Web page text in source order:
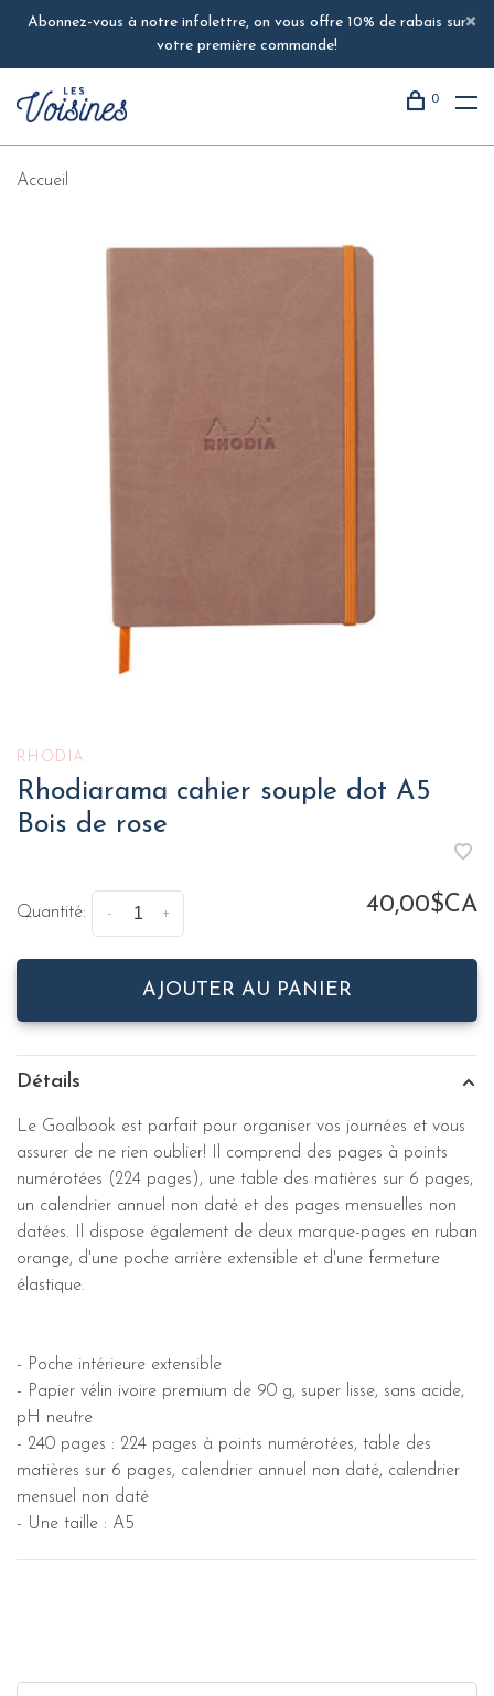
Abonnez-vous à notre infolettre, on vous offre 10% de rabais sur
votre première commande!
0
Accueil
RHODIA
Rhodiarama cahier souple dot A5
Bois de rose
Quantité: +
- 40,00$CA
AJOUTER AU PANIER
Détails
Le Goalbook est parfait pour organiser vos journées et vous
assurer de ne rien oublier! Il comprend des pages à points
numérotées (224 pages), une table des matières sur 6 pages,
un calendrier annuel non daté et des pages mensuelles non
datées. Il dispose également de deux marque-pages en ruban
orange, d'une poche arrière extensible et d'une fermeture
élastique.
- Poche intérieure extensible
- Papier vélin ivoire premium de 90 g, super lisse, sans acide,
pH neutre
- 240 pages : 224 pages à points numérotées, table des
matières sur 6 pages, calendrier annuel non daté, calendrier
mensuel non daté
- Une taille : A5